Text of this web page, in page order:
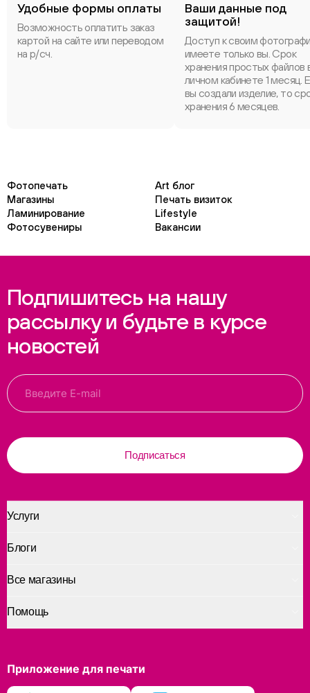
Удобные формы оплаты
Возможность оплатить заказ
картой на сайте или переводом
на р/сч.
Ваши данные под
защитой!
Доступ к своим
имеете только вы. Срок
хранения простых файлов
личном кабинете 1 месяц.
вы создали изделие, то
хранения 6 месяцев.
Фотопечать
Art блог
Магазины
Печать визиток
Ламинирование
Lifestyle
Фотосувениры
Вакансии
Подпишитесь на нашу
рассылку и будьте в курсе
новостей
Подписаться
Услуги
Помощь
Блоги
Все магазины
Приложение для печати